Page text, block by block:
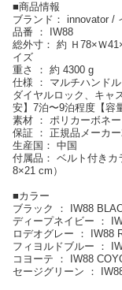
■商品情報
ブランド： innovator /
品番 ： IW88
総外寸： 約 Ｈ78×Ｗ
イズ
重さ ： 約 4300 g
仕様 ： マルチハンド
ダイヤルロック、キャ
安】7泊〜9泊程度【容
素材 ： ポリカーボネー
保証 ： 正規品メーカ
生産国： 中国
付属品： ベルト付き
8×21 cm）
■カラー
ブラック ： IW88
ディープネイビー ：
ロデオグレー ： IW88
フィヨルドブルー ：
コヨーテ ： IW88
セージグリーン ：